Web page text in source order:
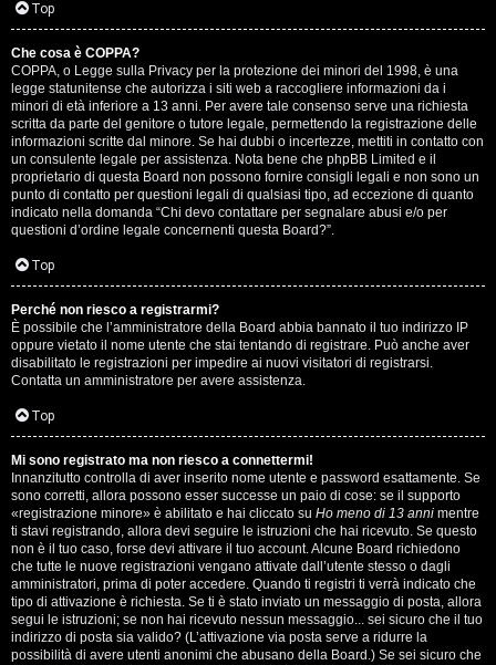
A
r
g
o
m
e
n
t
i
s
e
n
z
a
r
i
Top
Che cosa è COPPA?
COPPA, o Legge sulla Privacy per la protezione dei minori del 1998, è una
legge statunitense che autorizza i siti web a raccogliere informazioni da i
minori di età inferiore a 13 anni. Per avere tale consenso serve una richiesta
scritta da parte del genitore o tutore legale, permettendo la registrazione delle
informazioni scritte dal minore. Se hai dubbi o incertezze, mettiti in contatto con
un consulente legale per assistenza. Nota bene che phpBB Limited e il
proprietario di questa Board non possono fornire consigli legali e non sono un
punto di contatto per questioni legali di qualsiasi tipo, ad eccezione di quanto
indicato nella domanda “Chi devo contattare per segnalare abusi e/o per
questioni d’ordine legale concernenti questa Board?”.
Top
Perché non riesco a registrarmi?
È possibile che l’amministratore della Board abbia bannato il tuo indirizzo IP
oppure vietato il nome utente che stai tentando di registrare. Può anche aver
disabilitato le registrazioni per impedire ai nuovi visitatori di registrarsi.
Contatta un amministratore per avere assistenza.
Top
Mi sono registrato ma non riesco a connettermi!
Innanzitutto controlla di aver inserito nome utente e password esattamente. Se
sono corretti, allora possono esser successe un paio di cose: se il supporto
«registrazione minore» è abilitato e hai cliccato su Ho meno di 13 anni mentre
ti stavi registrando, allora devi seguire le istruzioni che hai ricevuto. Se questo
non è il tuo caso, forse devi attivare il tuo account. Alcune Board richiedono
che tutte le nuove registrazioni vengano attivate dall’utente stesso o dagli
amministratori, prima di poter accedere. Quando ti registri ti verrà indicato che
tipo di attivazione è richiesta. Se ti è stato inviato un messaggio di posta, allora
segui le istruzioni; se non hai ricevuto nessun messaggio... sei sicuro che il tuo
indirizzo di posta sia valido? (L’attivazione via posta serve a ridurre la
possibilità di avere utenti anonimi che abusano della Board.) Se sei sicuro che
T
o
p
i
c
A
t
t
i
v
i
G
i
g
i
D
'